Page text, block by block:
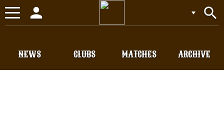
Toggle
navigation
search
person
CLUBS
NEWS MATCHES ARCHIVE